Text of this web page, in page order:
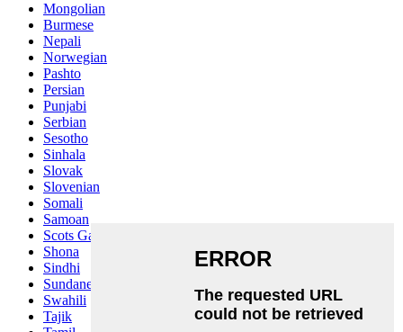
Mongolian
Burmese
Nepali
Norwegian
Pashto
Persian
Punjabi
Serbian
Sesotho
Sinhala
Slovak
Slovenian
Somali
Samoan
Scots Gaelic
Shona
Sindhi
Sundanese
Swahili
Tajik